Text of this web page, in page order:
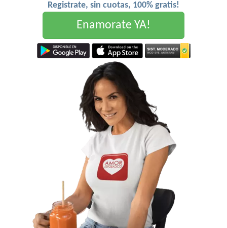
Registrate, sin cuotas, 100% gratis!
Enamorate YA!